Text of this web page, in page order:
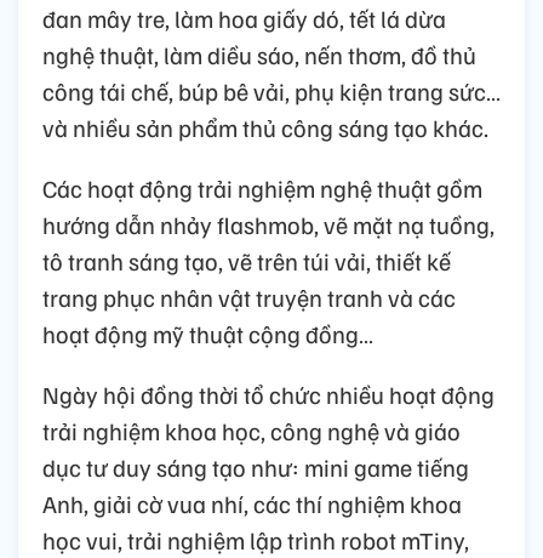
đan mây tre, làm hoa giấy dó, tết lá dừa
nghệ thuật, làm diều sáo, nến thơm, đồ thủ
công tái chế, búp bê vải, phụ kiện trang sức…
và nhiều sản phẩm thủ công sáng tạo khác.
Các hoạt động trải nghiệm nghệ thuật gồm
hướng dẫn nhảy flashmob, vẽ mặt nạ tuồng,
tô tranh sáng tạo, vẽ trên túi vải, thiết kế
trang phục nhân vật truyện tranh và các
hoạt động mỹ thuật cộng đồng…
Ngày hội đồng thời tổ chức nhiều hoạt động
trải nghiệm khoa học, công nghệ và giáo
dục tư duy sáng tạo như: mini game tiếng
Anh, giải cờ vua nhí, các thí nghiệm khoa
học vui, trải nghiệm lập trình robot mTiny,